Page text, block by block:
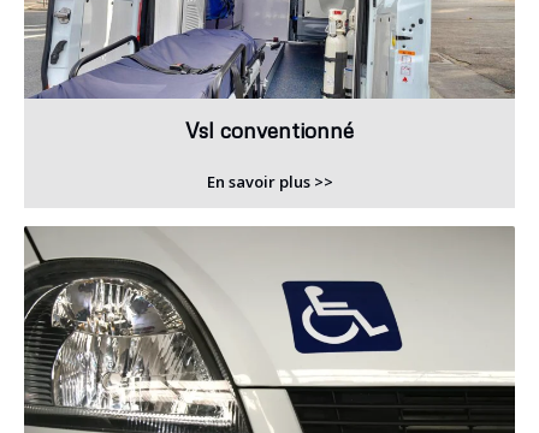
Vsl conventionné
En savoir plus >>